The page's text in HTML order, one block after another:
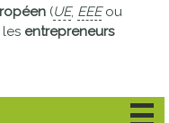
(UE, EEEou
les entrepreneurs